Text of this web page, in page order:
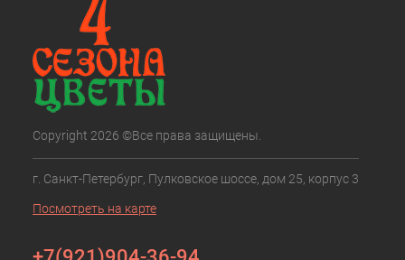
Copyright 2026 ©Все права защищены.
г. Санкт-Петербург, Пулковское шоссе, дом 25, корпус 3
Посмотреть на карте